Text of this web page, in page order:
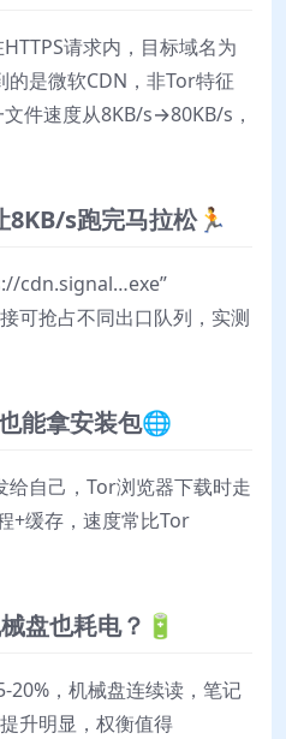
请求内，目标域名为
是微软CDN，非Tor特征
件速度从8KB/s→80KB/s，
8KB/s跑完马拉松🏃
cdn.signal…exe”
可抢占不同出口队列，实测
能拿安装包🌐
给自己，Tor浏览器下载时走
+缓存，速度常比Tor
盘也耗电？🔋
20%，机械盘连续读，笔记
升明显，权衡值得